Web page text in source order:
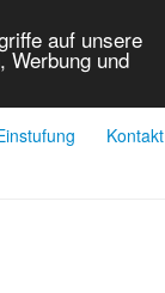
auf unsere
Werbung und
Kontakt